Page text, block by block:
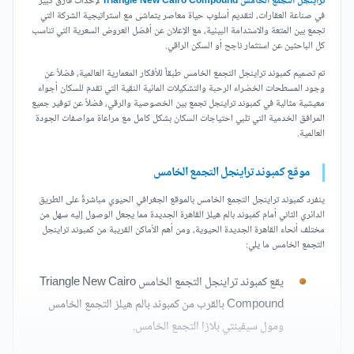
في صناعة العقارات، لتقديم أسلوب حياة معاصر يتماشى مع استراتيجية الشركة التي
تجمع بين المتعة والاستدامة البيئية، مع الإعلان عن أفضل العروض السعرية التي تناسب
كل الباحثين عن استثمار ناجح أو السكن الراقي.
تم تصميم كمبوند تراينجل التجمع الخامس طبقاً للأفكار المعمارية العالمية، فضلاً عن
وجود المسطحات الخضراء الرحبة والتشكيلات المائية النقية التي تقدم للسكان أجواء
معيشية مثالية في كمبوند تراينجل تجمع بين الخصوصية والرقي، فضلاً عن توفير جميع
المرافق الخدمية التي تلبي احتياجات السكان بشكل كامل مع مراعاة مواصفات الجودة
العالمية.
موقع كمبوند تراينجل التجمع الخامس
ينفرد كمبوند تراينجل التجمع الخامس بالموقع الجغرافي الحيوي مباشرةً على الطريق
الدائري الثاني أمام كمبوند بالم هيلز القاهرة الجديدة مما يجعل الوصول إليه سهل من
مختلف أنحاء القاهرة الجديدة الحيوية، ومن أهم الأماكن القريبة من كمبوند تراينجل
التجمع الخامس ما يلي:
يقع كمبوند تراينجل التجمع الخامس Triangle New Cairo
Compound بالقرب من كمبوند بالم هيلز التجمع الخامس
ومول سيفينتي بلازا التجمع الخامس.